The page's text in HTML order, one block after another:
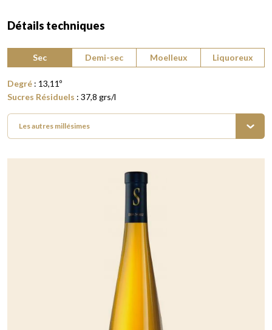
Détails techniques
Sec
Demi-sec Moelleux Liquoreux
Degré : 13,11º
Sucres Résiduels : 37,8 grs/l
Les autres millésimes